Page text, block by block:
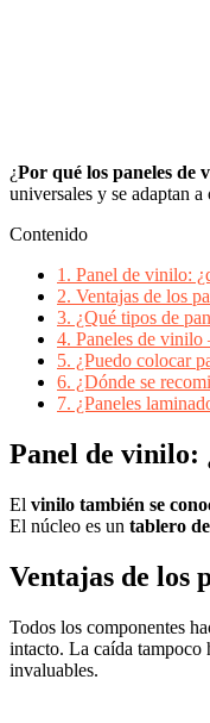
¿Por qué los paneles
universales y se adaptan
Contenido
1. Panel de vinilo:
2. Ventajas de los
3. ¿Qué tipos de
4. Paneles de vinilo
5. ¿Puedo colocar
6. ¿Dónde se
7. ¿Paneles
Panel de vinilo:
El vinilo también se
El núcleo es un tablero
Ventajas de los
Todos los componentes
intacto. La caída tampoco
invaluables.